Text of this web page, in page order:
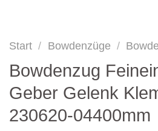
Start / Bowdenzüge /
Bowdenzug
Geber Gelenk
230620-04400mm